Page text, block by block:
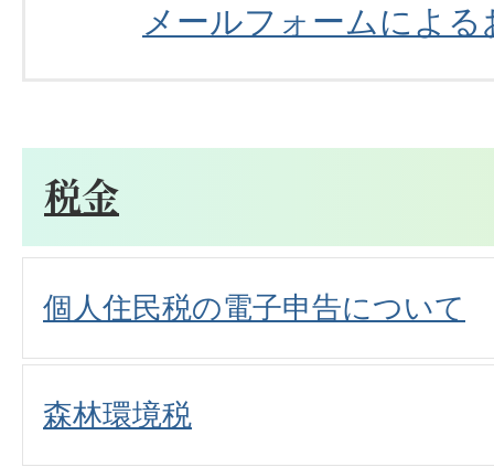
メールフォームによ
税金
個人住民税の電子申告について
森林環境税